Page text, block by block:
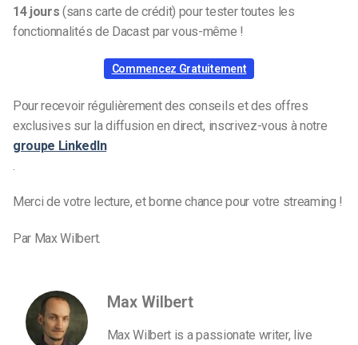
14 jours (sans carte de crédit) pour tester toutes les
fonctionnalités de Dacast par vous-même !
Commencez Gratuitement
Pour recevoir régulièrement des conseils et des offres
exclusives sur la diffusion en direct, inscrivez-vous à notre
groupe LinkedIn
Merci de votre lecture, et bonne chance pour votre streaming !
Par Max Wilbert.
Max Wilbert
Max Wilbert is a passionate writer, live